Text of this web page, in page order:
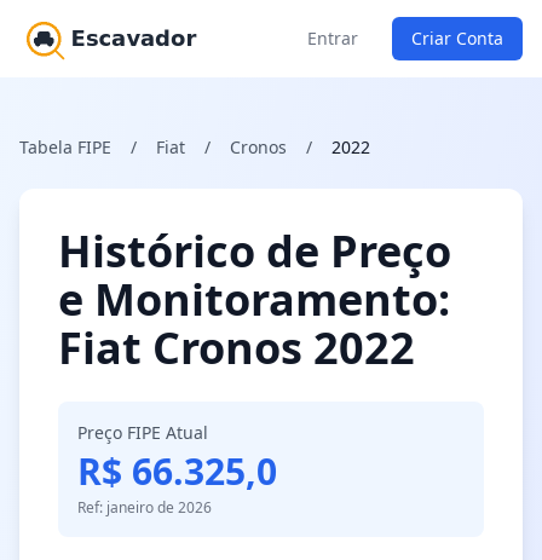
Entrar Criar Conta
Tabela FIPE / Fiat / Cronos / 2022
Histórico de Preço
e Monitoramento:
Fiat Cronos 2022
Preço FIPE Atual
R$ 66.325,0
Ref: janeiro de 2026